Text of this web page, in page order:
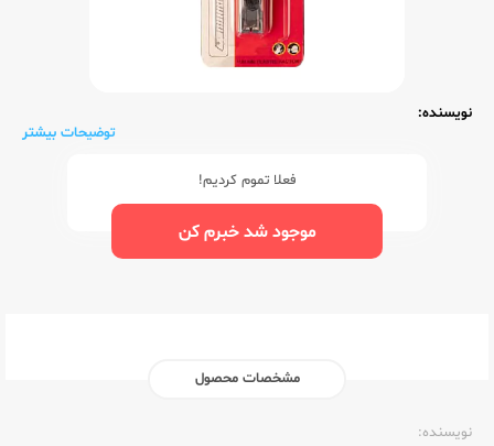
نویسنده:
توضیحات بیشتر
فعلا تموم کردیم!
موجود شد خبرم کن
مشخصات محصول
نویسنده:‌